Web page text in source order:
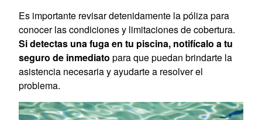
Es importante revisar detenidamente la póliza para
conocer las condiciones y limitaciones de cobertura.
Si detectas una fuga en tu piscina, notifícalo a tu
seguro de inmediato para que puedan brindarte la
asistencia necesaria y ayudarte a resolver el
problema.